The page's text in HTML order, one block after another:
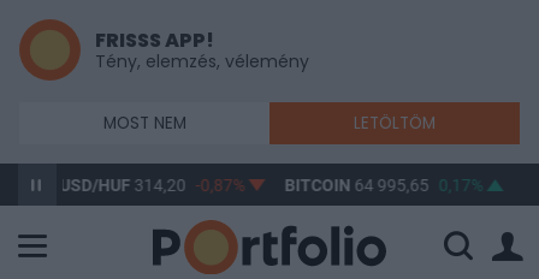
FRISSS APP!
Tény, elemzés, vélemény
MOST NEM LETÖLTÖM
USD/HUF314,20 -0,87% BITCOIN64 995,65 0,17%